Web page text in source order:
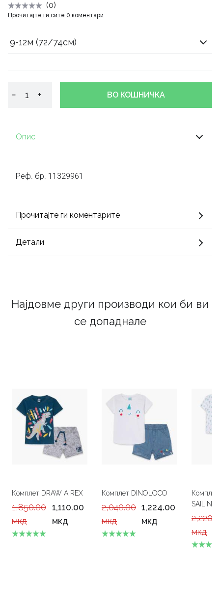
(0)
Прочитајте ги сите 0 коментари
9-12м (72/74см)
− + ВО КОШНИЧКА
Опис
Реф. бр. 11329961
Прочитајте ги коментарите
Детали
Најдовме други производи кои би ви
се допаднале
Комплет DRAW A REX
1,850.00
мкд
1,110.00
мкд
Комплет DINOLOCO
2,040.00
мкд
1,224.00
мкд
SAILING
мкд